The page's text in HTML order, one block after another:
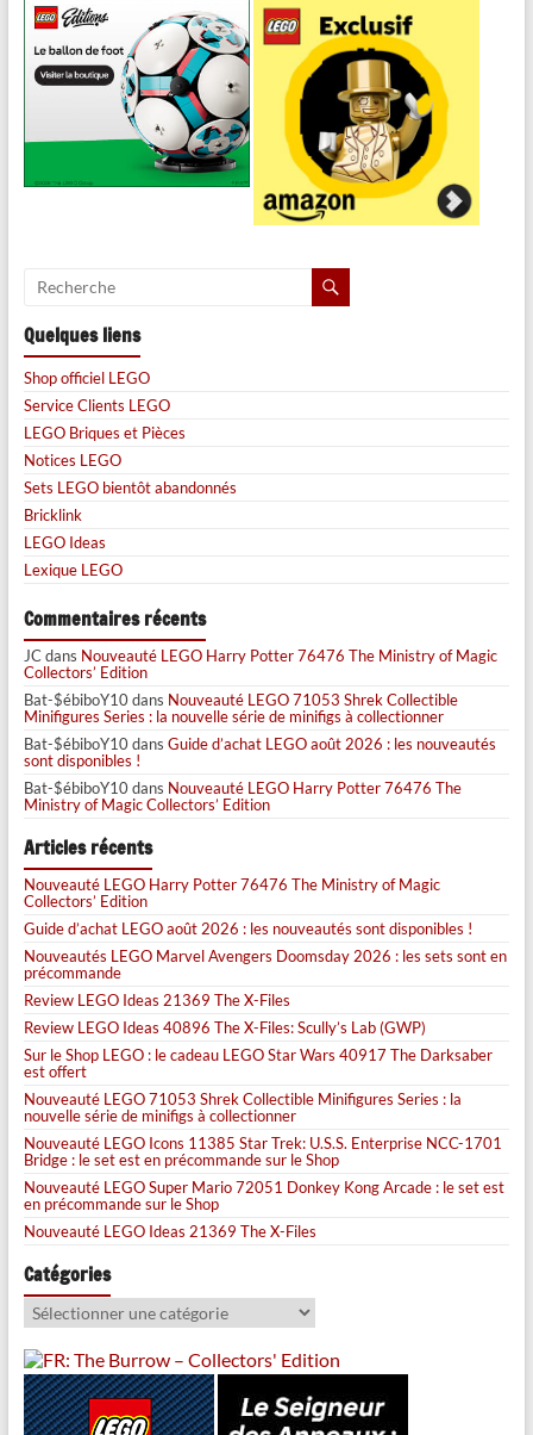
Quelques liens
Shop officiel LEGO
Service Clients LEGO
LEGO Briques et Pièces
Notices LEGO
Sets LEGO bientôt abandonnés
Bricklink
LEGO Ideas
Lexique LEGO
Commentaires récents
JCdans Nouveauté LEGO Harry Potter 76476 The Ministry of Magic
Collectors’ Edition
Bat-$ébiboY10dans Nouveauté LEGO 71053 Shrek Collectible
Minifigures Series : la nouvelle série de minifigs à collectionner
Bat-$ébiboY10dans Guide d’achat LEGO août 2026 : les nouveautés
sont disponibles !
Bat-$ébiboY10dans Nouveauté LEGO Harry Potter 76476 The
Ministry of Magic Collectors’ Edition
Articles récents
Nouveauté LEGO Harry Potter 76476 The Ministry of Magic
Collectors’ Edition
Guide d’achat LEGO août 2026 : les nouveautés sont disponibles !
Nouveautés LEGO Marvel Avengers Doomsday 2026 : les sets sont en
précommande
Review LEGO Ideas 21369 The X-Files
Review LEGO Ideas 40896 The X-Files: Scully’s Lab (GWP)
Sur le Shop LEGO : le cadeau LEGO Star Wars 40917 The Darksaber
est offert
Nouveauté LEGO 71053 Shrek Collectible Minifigures Series : la
nouvelle série de minifigs à collectionner
Nouveauté LEGO Icons 11385 Star Trek: U.S.S. Enterprise NCC-1701
Bridge : le set est en précommande sur le Shop
Nouveauté LEGO Super Mario 72051 Donkey Kong Arcade : le set est
en précommande sur le Shop
Nouveauté LEGO Ideas 21369 The X-Files
Catégories
Catégories